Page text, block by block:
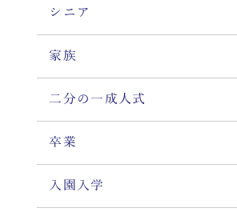
シニア
家族
二分の一成人式
卒業
入園入学